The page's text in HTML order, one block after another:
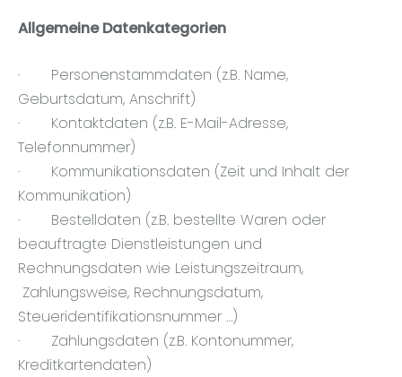
Allgemeine Datenkategorien
· Personenstammdaten (z.B. Name,
Geburtsdatum, Anschrift)
· Kontaktdaten (z.B. E-Mail-Adresse,
Telefonnummer)
· Kommunikationsdaten (Zeit und Inhalt der
Kommunikation)
· Bestelldaten (z.B. bestellte Waren oder
beauftragte Dienstleistungen und
Rechnungsdaten wie Leistungszeitraum,
Zahlungsweise, Rechnungsdatum,
Steueridentifikationsnummer …)
· Zahlungsdaten (z.B. Kontonummer,
Kreditkartendaten)